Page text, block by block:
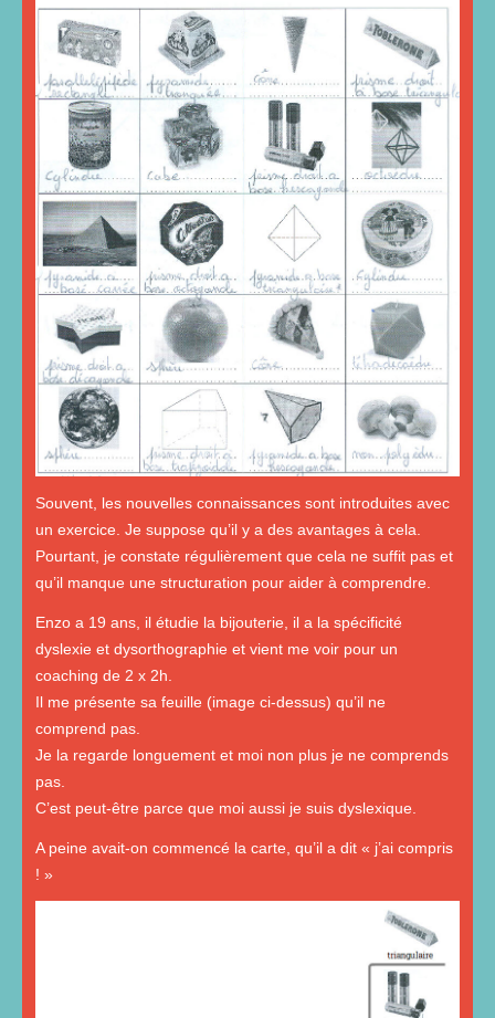
Souvent, les nouvelles connaissances sont introduites avec
un exercice. Je suppose qu’il y a des avantages à cela.
Pourtant, je constate régulièrement que cela ne suffit pas et
qu’il manque une structuration pour aider à comprendre.
Enzo a 19 ans, il étudie la bijouterie, il a la spécificité
dyslexie et dysorthographie et vient me voir pour un
coaching de 2 x 2h.
Il me présente sa feuille (image ci-dessus) qu’il ne
comprend pas.
Je la regarde longuement et moi non plus je ne comprends
pas.
C’est peut-être parce que moi aussi je suis dyslexique.
A peine avait-on commencé la carte, qu’il a dit « j’ai compris
! »